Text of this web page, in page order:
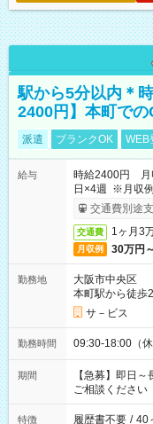
駅から5分以内＊
2400円】本町での
派遣 ブランクOK WEB
給与
時給2400円 月
日×4週 ※月収
りサービス利用
交通費別途
交通費 1ヶ月3
月収例 30万円～
勤務地
大阪市中央区
本町駅から徒歩
サ－ビス
勤務時間 09:30-18:00（
期間
【急募】即日
ご相談ください
特徴 履歴書不要 / 40